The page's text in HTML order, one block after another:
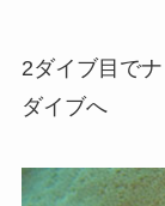
2ダイブ目で
ダイブへ